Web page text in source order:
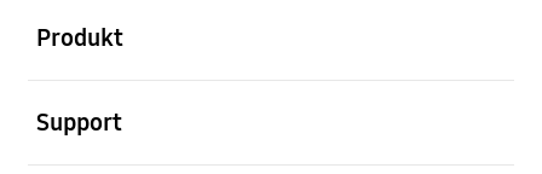
Produkt
Support